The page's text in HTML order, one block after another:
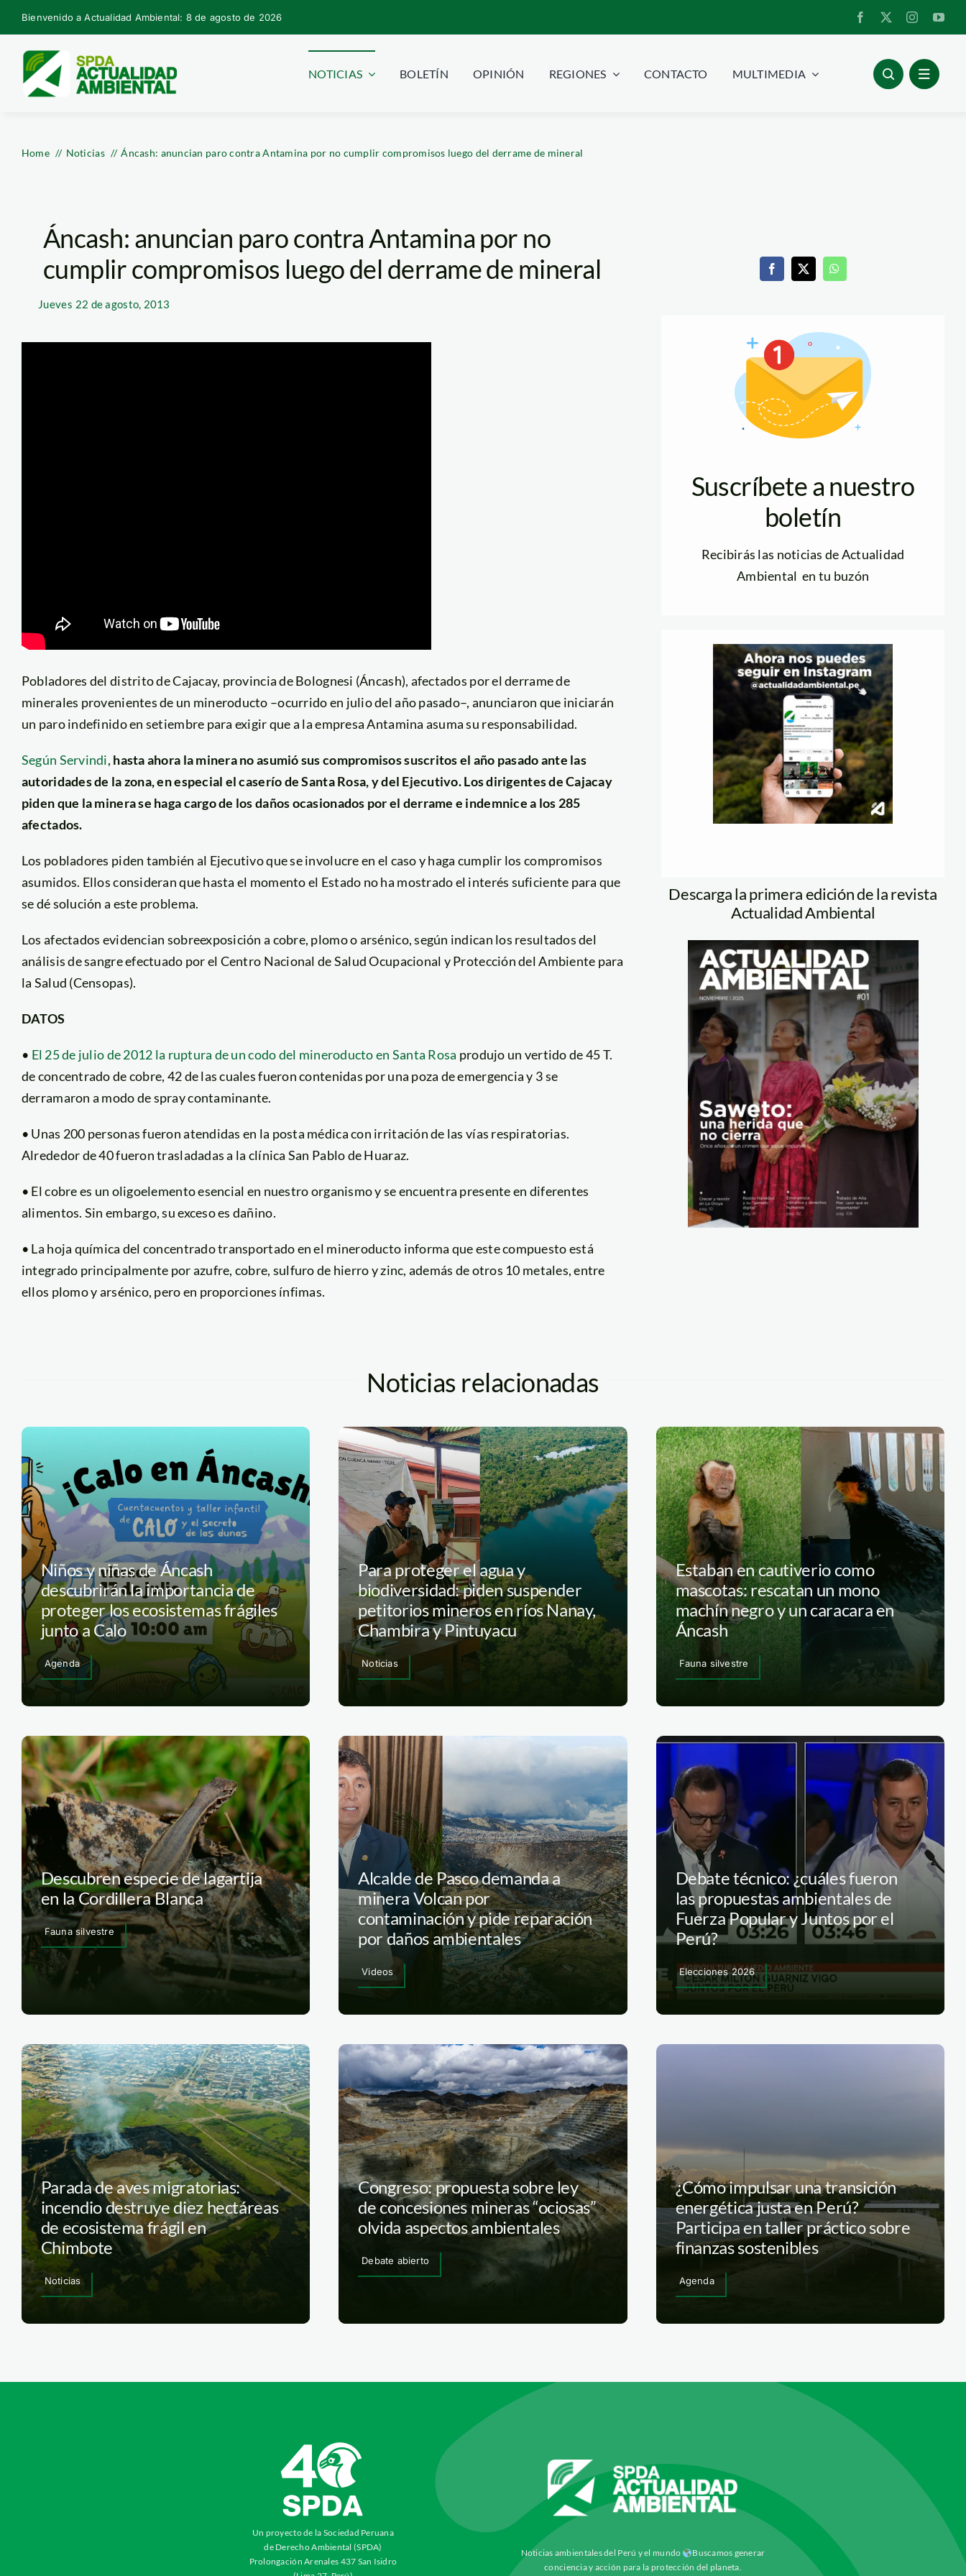
Skip
to
content
Bienvenido a Actualidad Ambiental: 8 de agosto de 2026
NOTICIAS BOLETÍN OPINIÓN REGIONES CONTACTO MULTIMEDIA
Home Noticias Áncash: anuncian paro contra Antamina por no cumplir compromisos luego del derrame de mineral
Áncash: anuncian paro contra Antamina por no
cumplir compromisos luego del derrame de mineral
Jueves 22 de agosto, 2013
Pobladores del distrito de Cajacay, provincia de Bolognesi (Áncash), afectados por el derrame de
minerales provenientes de un mineroducto –ocurrido en julio del año pasado–, anunciaron que iniciarán
un paro indefinido en setiembre para exigir que a la empresa Antamina asuma su responsabilidad.
Según Servindi, hasta ahora la minera no asumió sus compromisos suscritos el año pasado ante las
autoridades de la zona, en especial el caserío de Santa Rosa, y del Ejecutivo. Los dirigentes de Cajacay
piden que la minera se haga cargo de los daños ocasionados por el derrame e indemnice a los 285
afectados.
Los pobladores piden también al Ejecutivo que se involucre en el caso y haga cumplir los compromisos
asumidos. Ellos consideran que hasta el momento el Estado no ha mostrado el interés suficiente para que
se dé solución a este problema.
Los afectados evidencian sobreexposición a cobre, plomo o arsénico, según indican los resultados del
análisis de sangre efectuado por el Centro Nacional de Salud Ocupacional y Protección del Ambiente para
la Salud (Censopas).
DATOS
• El 25 de julio de 2012 la ruptura de un codo del mineroducto en Santa Rosa produjo un vertido de 45 T.
de concentrado de cobre, 42 de las cuales fueron contenidas por una poza de emergencia y 3 se
derramaron a modo de spray contaminante.
• Unas 200 personas fueron atendidas en la posta médica con irritación de las vías respiratorias.
Alrededor de 40 fueron trasladadas a la clínica San Pablo de Huaraz.
• El cobre es un oligoelemento esencial en nuestro organismo y se encuentra presente en diferentes
alimentos. Sin embargo, su exceso es dañino.
• La hoja química del concentrado transportado en el mineroducto informa que este compuesto está
integrado principalmente por azufre, cobre, sulfuro de hierro y zinc, además de otros 10 metales, entre
ellos plomo y arsénico, pero en proporciones ínfimas.
Suscríbete a nuestro
boletín
Recibirás las noticias de Actualidad
Ambiental en tu buzón
Descarga la primera edición de la revista
Actualidad Ambiental
Noticias relacionadas
Niños y niñas de Áncash
descubrirán la importancia de
proteger los ecosistemas frágiles
junto a Calo
Agenda
Para proteger el agua y
biodiversidad: piden suspender
petitorios mineros en ríos Nanay,
Chambira y Pintuyacu
Noticias
Estaban en cautiverio como
mascotas: rescatan un mono
machín negro y un caracara en
Áncash
Fauna silvestre
Descubren especie de lagartija
en la Cordillera Blanca
Fauna silvestre
Alcalde de Pasco demanda a
minera Volcan por
contaminación y pide reparación
por daños ambientales
Videos
Debate técnico: ¿cuáles fueron
las propuestas ambientales de
Fuerza Popular y Juntos por el
Perú?
Elecciones 2026
Parada de aves migratorias:
incendio destruye diez hectáreas
de ecosistema frágil en
Chimbote
Noticias
Congreso: propuesta sobre ley
de concesiones mineras “ociosas”
olvida aspectos ambientales
Debate abierto
¿Cómo impulsar una transición
energética justa en Perú?
Participa en taller práctico sobre
finanzas sostenibles
Agenda
Un proyecto de la Sociedad Peruana
de Derecho Ambiental (SPDA)
Prolongación Arenales 437 San Isidro
Noticias ambientales del Perú y el mundo
Buscamos generar
conciencia y acción para la protección del planeta.